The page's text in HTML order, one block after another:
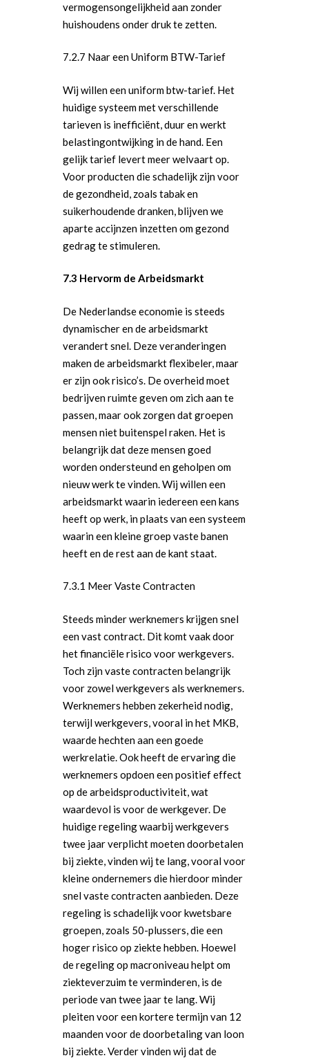
vermogensongelijkheid aan zonder
huishoudens onder druk te zetten.
7.2.7 Naar een Uniform BTW-Tarief
Wij willen een uniform btw-tarief. Het
huidige systeem met verschillende
tarieven is inefficiënt, duur en werkt
belastingontwijking in de hand. Een
gelijk tarief levert meer welvaart op.
Voor producten die schadelijk zijn voor
de gezondheid, zoals tabak en
suikerhoudende dranken, blijven we
aparte accijnzen inzetten om gezond
gedrag te stimuleren.
7.3 Hervorm de Arbeidsmarkt
De Nederlandse economie is steeds
dynamischer en de arbeidsmarkt
verandert snel. Deze veranderingen
maken de arbeidsmarkt flexibeler, maar
er zijn ook risico’s. De overheid moet
bedrijven ruimte geven om zich aan te
passen, maar ook zorgen dat groepen
mensen niet buitenspel raken. Het is
belangrijk dat deze mensen goed
worden ondersteund en geholpen om
nieuw werk te vinden. Wij willen een
arbeidsmarkt waarin iedereen een kans
heeft op werk, in plaats van een systeem
waarin een kleine groep vaste banen
heeft en de rest aan de kant staat.
7.3.1 Meer Vaste Contracten
Steeds minder werknemers krijgen snel
een vast contract. Dit komt vaak door
het financiële risico voor werkgevers.
Toch zijn vaste contracten belangrijk
voor zowel werkgevers als werknemers.
Werknemers hebben zekerheid nodig,
terwijl werkgevers, vooral in het MKB,
waarde hechten aan een goede
werkrelatie. Ook heeft de ervaring die
werknemers opdoen een positief effect
op de arbeidsproductiviteit, wat
waardevol is voor de werkgever. De
huidige regeling waarbij werkgevers
twee jaar verplicht moeten doorbetalen
bij ziekte, vinden wij te lang, vooral voor
kleine ondernemers die hierdoor minder
snel vaste contracten aanbieden. Deze
regeling is schadelijk voor kwetsbare
groepen, zoals 50-plussers, die een
hoger risico op ziekte hebben. Hoewel
de regeling op macroniveau helpt om
ziekteverzuim te verminderen, is de
periode van twee jaar te lang. Wij
pleiten voor een kortere termijn van 12
maanden voor de doorbetaling van loon
bij ziekte. Verder vinden wij dat de